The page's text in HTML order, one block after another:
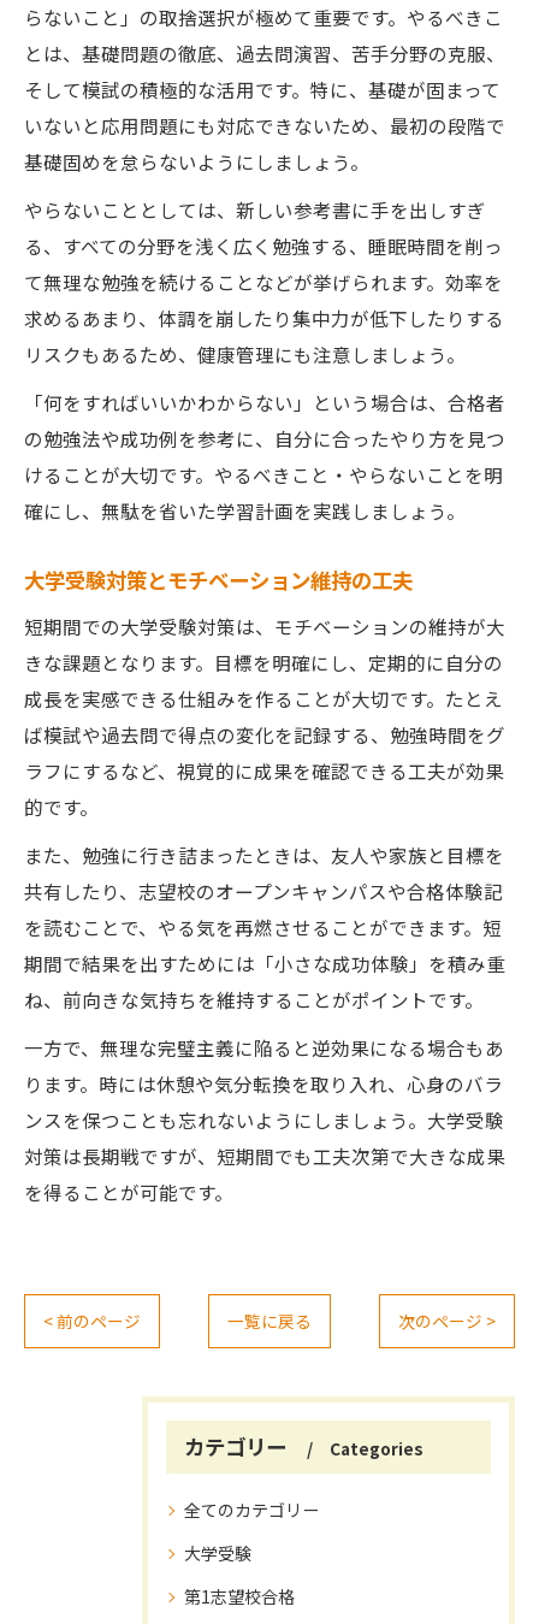
らないこと」の取捨選択が極めて重要です。やるべきこ
とは、基礎問題の徹底、過去問演習、苦手分野の克服、
そして模試の積極的な活用です。特に、基礎が固まって
いないと応用問題にも対応できないため、最初の段階で
基礎固めを怠らないようにしましょう。
やらないこととしては、新しい参考書に手を出しすぎ
る、すべての分野を浅く広く勉強する、睡眠時間を削っ
て無理な勉強を続けることなどが挙げられます。効率を
求めるあまり、体調を崩したり集中力が低下したりする
リスクもあるため、健康管理にも注意しましょう。
「何をすればいいかわからない」という場合は、合格者
の勉強法や成功例を参考に、自分に合ったやり方を見つ
けることが大切です。やるべきこと・やらないことを明
確にし、無駄を省いた学習計画を実践しましょう。
大学受験対策とモチベーション維持の工夫
短期間での大学受験対策は、モチベーションの維持が大
きな課題となります。目標を明確にし、定期的に自分の
成長を実感できる仕組みを作ることが大切です。たとえ
ば模試や過去問で得点の変化を記録する、勉強時間をグ
ラフにするなど、視覚的に成果を確認できる工夫が効果
的です。
また、勉強に行き詰まったときは、友人や家族と目標を
共有したり、志望校のオープンキャンパスや合格体験記
を読むことで、やる気を再燃させることができます。短
期間で結果を出すためには「小さな成功体験」を積み重
ね、前向きな気持ちを維持することがポイントです。
一方で、無理な完璧主義に陥ると逆効果になる場合もあ
ります。時には休憩や気分転換を取り入れ、心身のバラ
ンスを保つことも忘れないようにしましょう。大学受験
対策は長期戦ですが、短期間でも工夫次第で大きな成果
を得ることが可能です。
< 前のページ 一覧に戻る 次のページ >
カテゴリー Categories
全てのカテゴリー
大学受験
第1志望校合格